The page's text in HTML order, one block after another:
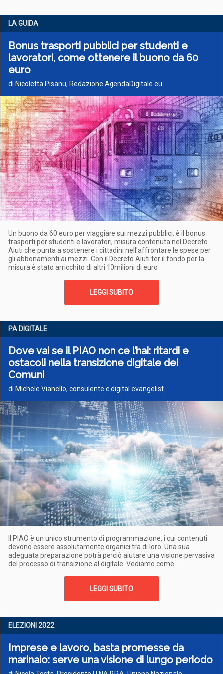
LA GUIDA
Bonus trasporti pubblici per studenti e
lavoratori, come ottenere il buono da 60
euro
di Nicoletta Pisanu, Redazione AgendaDigitale.eu
Un buono da 60 euro per viaggiare sui mezzi pubblici: è il bonus
trasporti per studenti e lavoratori, misura contenuta nel Decreto
Aiuti che punta a sostenere i cittadini nell'affrontare le spese per
gli abbonamenti ai mezzi. Con il Decreto Aiuti ter il fondo per la
misura è stato arricchito di altri 10milioni di euro
LEGGI SUBITO
PA DIGITALE
Dove vai se il PIAO non ce l’hai: ritardi e
ostacoli nella transizione digitale dei
Comuni
di Michele Vianello, consulente e digital evangelist
Il PIAO è un unico strumento di programmazione, i cui contenuti
devono essere assolutamente organici tra di loro. Una sua
adeguata preparazione potrà perciò aiutare una visione pervasiva
del processo di transizione al digitale. Vediamo come
LEGGI SUBITO
ELEZIONI 2022
Imprese e lavoro, basta promesse da
marinaio: serve una visione di lungo periodo